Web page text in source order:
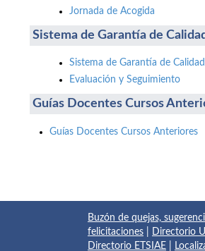
Jornada de Acogida
Sistema de Garantía de
Sistema de Garantía de Calidad
Evaluación y Seguimiento
Guías Docentes Cursos
Guías Docentes Cursos Anteriores
Buzón de quejas,
felicitaciones
Directorio
Directorio ETSIAE